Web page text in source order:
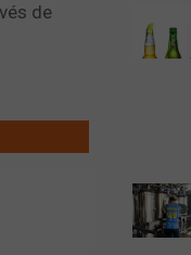
de